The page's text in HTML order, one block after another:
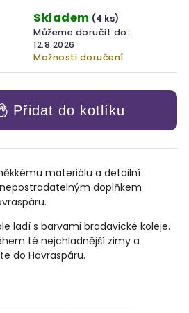
Skladem (4 ks)
Můžeme doručit do:
12.8.2026
Možnosti doručení
Přidat do kotlíku
materiálu a detailní
doplňkem
ladí s barvami bradavické koleje.
té nejchladnější zimy a
do Havraspáru.